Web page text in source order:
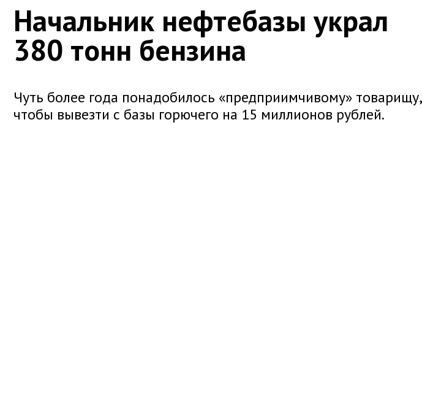
Начальник нефтебазы украл
380 тонн бензина
Чуть более года понадобилось «предприимчивому» товарищу,
чтобы вывезти с базы горючего на 15 миллионов рублей.